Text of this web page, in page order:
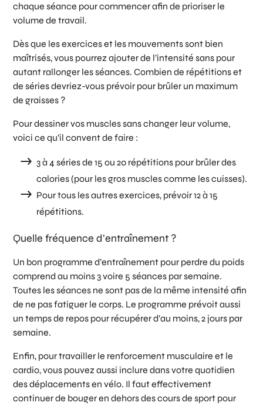
chaque séance pour commencer afin de prioriser le
volume de travail.
Dès que les exercices et les mouvements sont bien
maîtrisés, vous pourrez ajouter de l’intensité sans pour
autant rallonger les séances. Combien de répétitions et
de séries devriez-vous prévoir pour brûler un maximum
de graisses ?
Pour dessiner vos muscles sans changer leur volume,
voici ce qu’il convent de faire :
3 à 4 séries de 15 ou 20 répétitions pour brûler des
calories (pour les gros muscles comme les cuisses).
Pour tous les autres exercices, prévoir 12 à 15
répétitions.
Quelle fréquence d’entraînement ?
Un bon programme d’entraînement pour perdre du poids
comprend au moins 3 voire 5 séances par semaine.
Toutes les séances ne sont pas de la même intensité afin
de ne pas fatiguer le corps. Le programme prévoit aussi
un temps de repos pour récupérer d’au moins, 2 jours par
semaine.
Enfin, pour travailler le renforcement musculaire et le
cardio, vous pouvez aussi inclure dans votre quotidien
des déplacements en vélo. Il faut effectivement
continuer de bouger en dehors des cours de sport pour